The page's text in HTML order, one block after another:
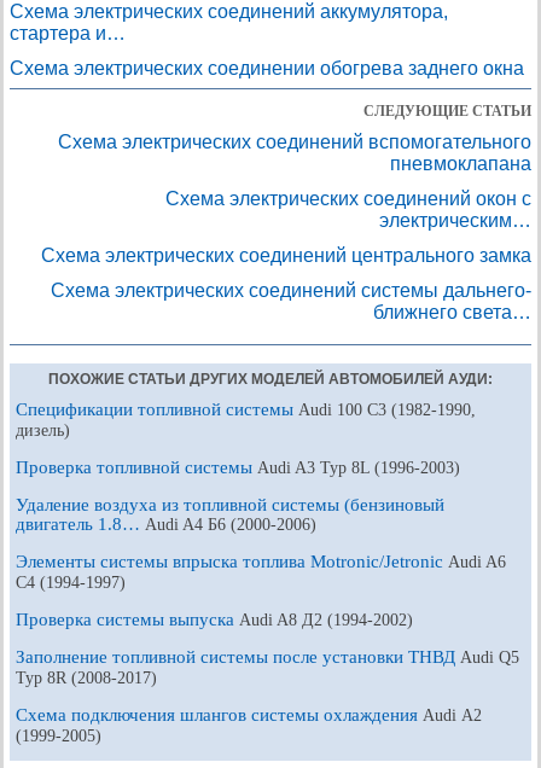
Схема электрических соединений аккумулятора,
стартера и…
Схема электрических соединении обогрева заднего окна
СЛЕДУЮЩИЕ СТАТЬИ
Схема электрических соединений вспомогательного
пневмоклапана
Схема электрических соединений окон с
электрическим…
Схема электрических соединений центрального замка
Схема электрических соединений системы дальнего-
ближнего света…
ПОХОЖИЕ СТАТЬИ ДРУГИХ МОДЕЛЕЙ АВТОМОБИЛЕЙ АУДИ:
Спецификации топливной системы Audi 100 С3 (1982-1990,
дизель)
Проверка топливной системы Audi A3 Typ 8L (1996-2003)
Удаление воздуха из топливной системы (бензиновый
двигатель 1.8… Audi A4 Б6 (2000-2006)
Элементы системы впрыска топлива Motronic/Jetronic Audi A6
С4 (1994-1997)
Проверка системы выпуска Audi A8 Д2 (1994-2002)
Заполнение топливной системы после установки ТНВД Audi Q5
Typ 8R (2008-2017)
Схема подключения шлангов системы охлаждения Audi А2
(1999-2005)